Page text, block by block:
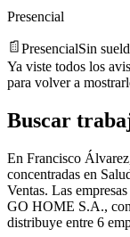
Presencial
PresencialSin
Ya viste todos los
para volver a
Buscar
En Francisco
concentradas en
Ventas. Las
GO HOME S.A., con
distribuye entre 6